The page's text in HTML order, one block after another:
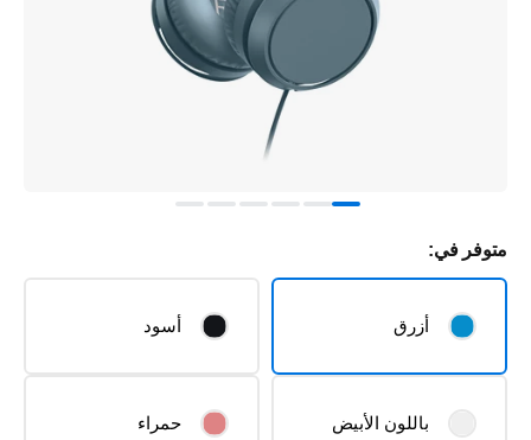
متوفر في:
أزرق أسود
باللون الأبيض حمراء